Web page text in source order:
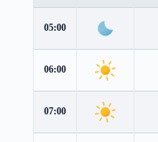
05:00
06:00
07:00